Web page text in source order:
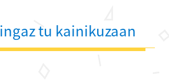
tu kainikuzaan